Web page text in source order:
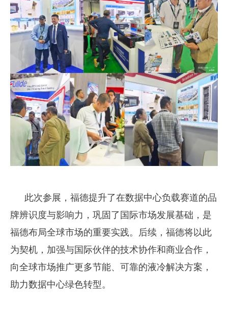
此次参展，福德提升了在数据中心负载赛道的品
牌辨识度与影响力，巩固了国际市场发展基础，是
福德布局全球市场的重要实践。后续，福德将以此
为契机，加强与国际伙伴的技术协作和商业合作，
向全球市场推广更多节能、可靠的液冷解决方案，
助力数据中心绿色转型。